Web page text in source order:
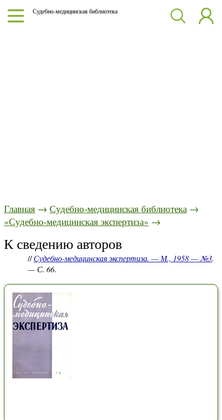
Судебно-медицинская библиотека
Главная → Судебно-медицинская библиотека →
«Судебно-медицинская экспертиза» →
К сведению авторов
//Судебно-медицинская экспертиза. — М., 1958 — №3.
— С. 66.